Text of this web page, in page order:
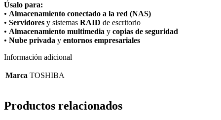
Úsalo para:
• Almacenamiento conectado a la red (NAS)
• Servidores y sistemas RAID de escritorio
• Almacenamiento multimedia y copias de seguridad
• Nube privada y entornos empresariales
Información adicional
Marca TOSHIBA
Productos relacionados